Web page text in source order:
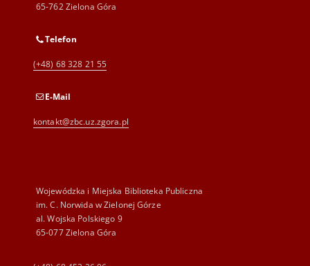
65-762 Zielona Góra
Telefon
(+48) 68 328 21 55
E-Mail
kontakt@zbc.uz.zgora.pl
Wojewódzka i Miejska Biblioteka Publiczna
im. C. Norwida w Zielonej Górze
al. Wojska Polskiego 9
65-077 Zielona Góra